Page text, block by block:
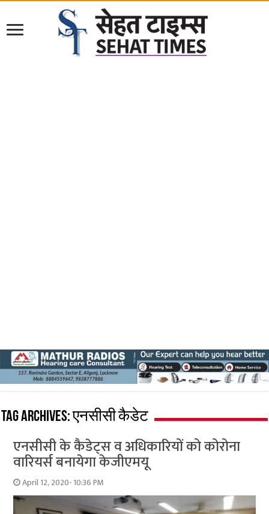
Tag Archives:एनसीसी कैडेट
एनसीसी के कैडेट्स व अधिकारियों को कोरोना
वारियर्स बनायेगा केजीएमयू
April 12, 2020- 10:36 PM